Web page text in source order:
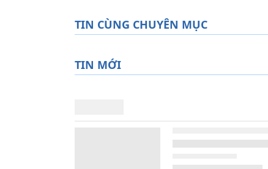
TIN CÙNG CHUYÊN MỤC
TIN MỚI